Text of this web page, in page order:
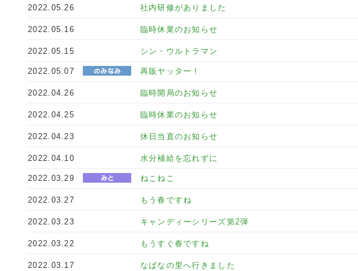
2022.05.26 社内研修がありました
2022.05.16 臨時休業のお知らせ
2022.05.15 シン・ウルトラマン
2022.05.07 再販ヤッター！
2022.04.26 臨時開局のお知らせ
2022.04.25 臨時休業のお知らせ
2022.04.23 休日当直のお知らせ
2022.04.10 水分補給を忘れずに
2022.03.29 ねこねこ
2022.03.27 もう春ですね
2022.03.23 キャンディーシリーズ第2弾
2022.03.22 もうすぐ春ですね
2022.03.17 なばなの里へ行きました